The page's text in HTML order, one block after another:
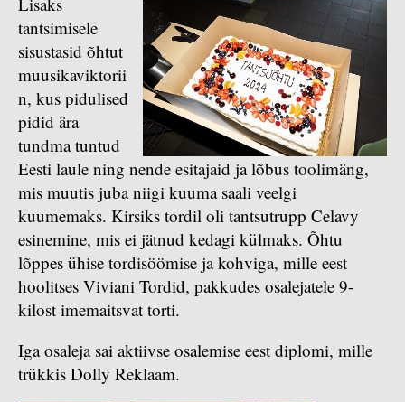
tantsimisele
sisustasid õhtut
muusikaviktorii
n, kus pidulised
pidid ära
tundma tuntud
Eesti laule ning nende esitajaid ja lõbus toolimäng,
mis muutis juba niigi kuuma saali veelgi
kuumemaks. Kirsiks tordil oli tantsutrupp Celavy
esinemine, mis ei jätnud kedagi külmaks. Õhtu
lõppes ühise tordisöömise ja kohviga, mille eest
hoolitses Viviani Tordid, pakkudes osalejatele 9-
kilost imemaitsvat torti.
Iga osaleja sai aktiivse osalemise eest diplomi, mille
trükkis Dolly Reklaam.